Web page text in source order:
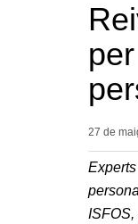
27 de
ISFOS,